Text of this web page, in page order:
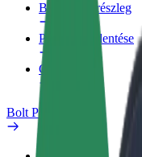
Biztonsági részleg
Probléma jelentése
GYIK
Bolt Plus